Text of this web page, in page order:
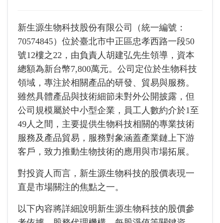
新生源生物科技股份有限公司（統一編號：
70574845）位於臺北市中正區忠孝西路一段50
號12樓之22，由負責人胡建弘先生領導，資本
總額為新台幣7,800萬元。公司定位於生物科技
領域，專注於相關產品的研發、貿易與服務。
雖然具體產品與技術細節未對外公開披露，但
公司規模屬於中小型企業，員工人數約介於1至
49人之間，主要提供生物科技相關的專業技術
服務及產品貿易，服務對象涵蓋產業鏈上下游
客戶，致力推動生物技術的應用與市場拓展。
對投資人而言，新生源生物科技的股價表現一
直是市場關注的焦點之一。
以下內容將詳細說明新生源生物科技的股價參